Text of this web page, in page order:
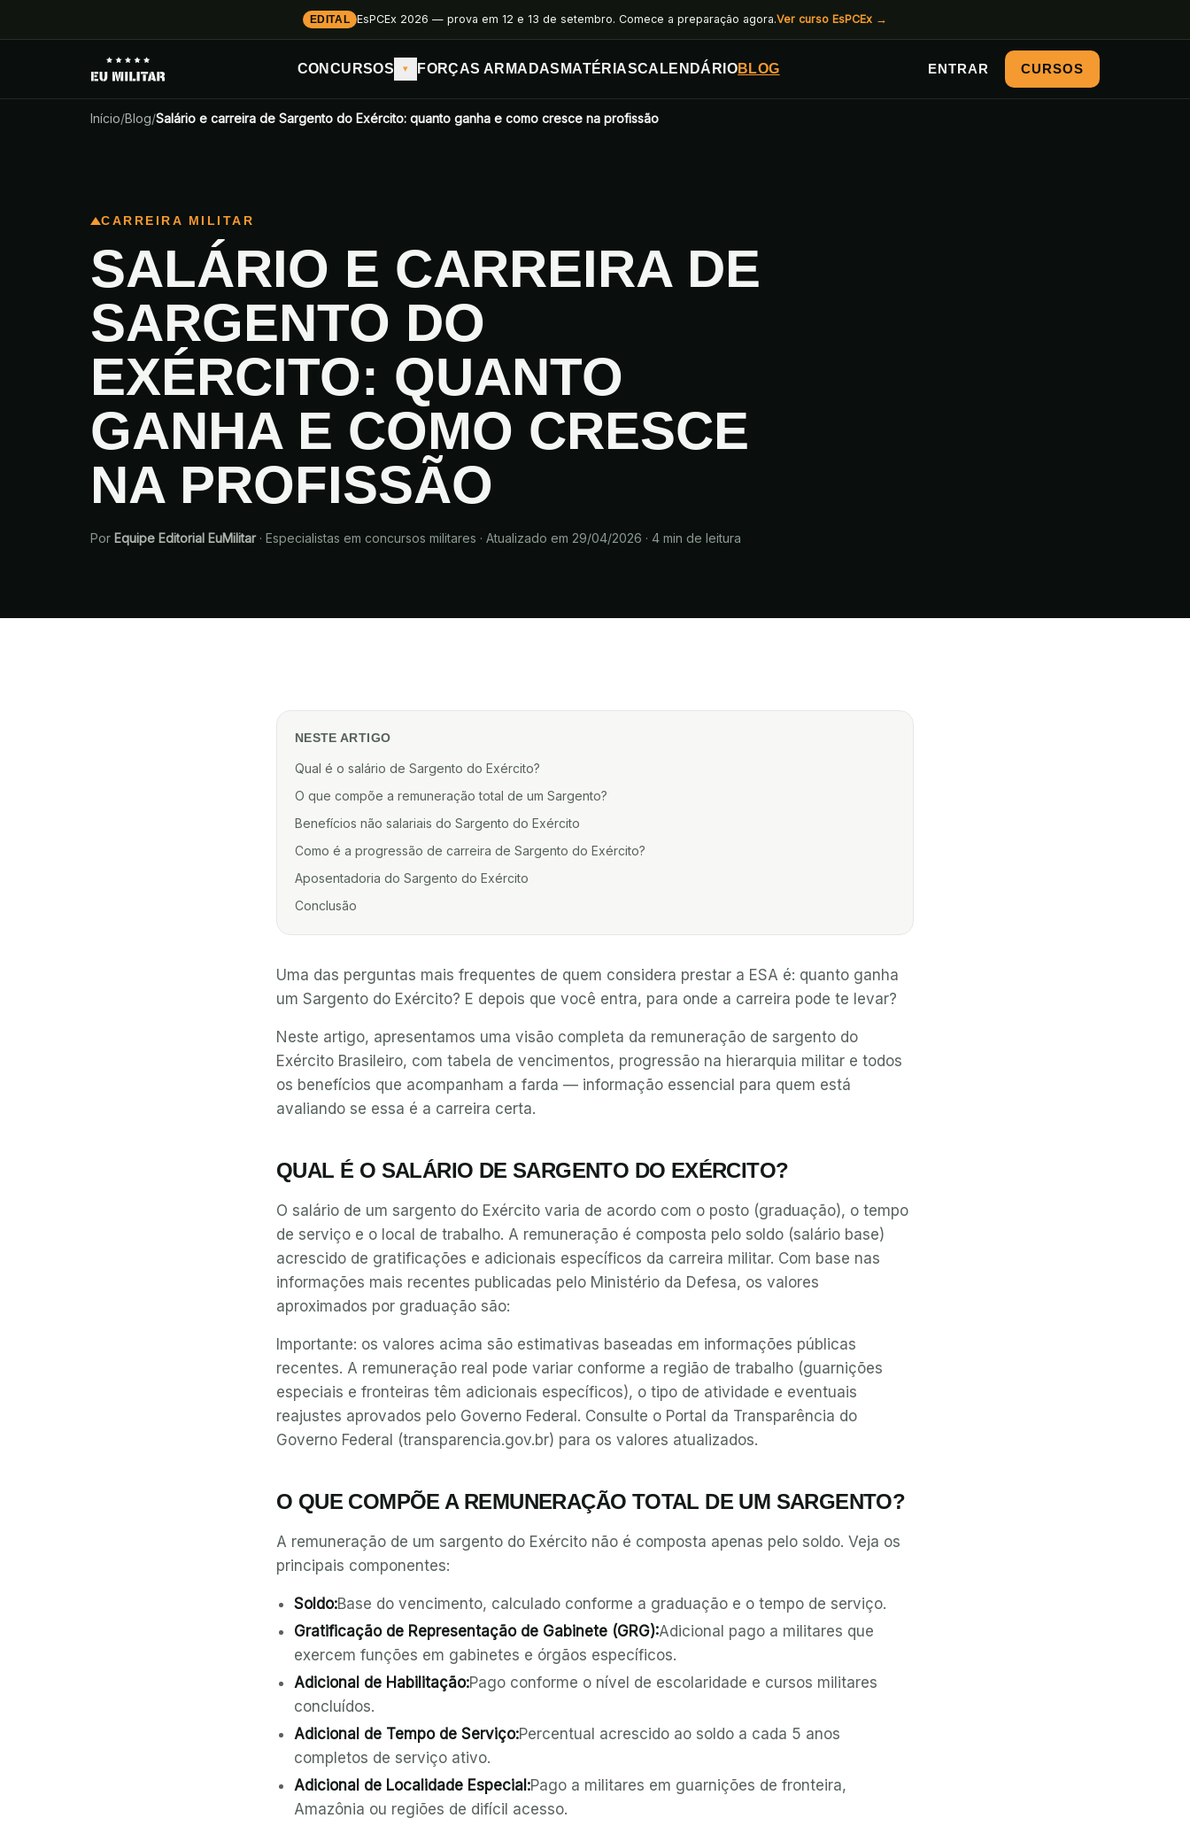
EDITAL EsPCEx 2026 — prova em 12 e 13 de setembro. Comece a preparação agora.Ver curso EsPCEx →
CONCURSOS ▾ FORÇAS ARMADAS MATÉRIASCALENDÁRIOBLOG ENTRAR CURSOS
Início/Blog/Salário e carreira de Sargento do Exército: quanto ganha e como cresce na profissão
CARREIRA MILITAR
SALÁRIO E CARREIRA DE
SARGENTO DO
EXÉRCITO: QUANTO
GANHA E COMO CRESCE
NA PROFISSÃO
Por Equipe Editorial EuMilitar· Especialistas em concursos militares · Atualizado em 29/04/2026 · 4 min de leitura
NESTE ARTIGO
Qual é o salário de Sargento do Exército?
O que compõe a remuneração total de um Sargento?
Benefícios não salariais do Sargento do Exército
Como é a progressão de carreira de Sargento do Exército?
Aposentadoria do Sargento do Exército
Conclusão
Uma das perguntas mais frequentes de quem considera prestar a ESA é: quanto ganha
um Sargento do Exército? E depois que você entra, para onde a carreira pode te levar?
Neste artigo, apresentamos uma visão completa da remuneração de sargento do
Exército Brasileiro, com tabela de vencimentos, progressão na hierarquia militar e todos
os benefícios que acompanham a farda — informação essencial para quem está
avaliando se essa é a carreira certa.
QUAL É O SALÁRIO DE SARGENTO DO EXÉRCITO?
O salário de um sargento do Exército varia de acordo com o posto (graduação), o tempo
de serviço e o local de trabalho. A remuneração é composta pelo soldo (salário base)
acrescido de gratificações e adicionais específicos da carreira militar. Com base nas
informações mais recentes publicadas pelo Ministério da Defesa, os valores
aproximados por graduação são:
Importante: os valores acima são estimativas baseadas em informações públicas
recentes. A remuneração real pode variar conforme a região de trabalho (guarnições
especiais e fronteiras têm adicionais específicos), o tipo de atividade e eventuais
reajustes aprovados pelo Governo Federal. Consulte o Portal da Transparência do
Governo Federal (transparencia.gov.br) para os valores atualizados.
O QUE COMPÕE A REMUNERAÇÃO TOTAL DE UM SARGENTO?
A remuneração de um sargento do Exército não é composta apenas pelo soldo. Veja os
principais componentes:
Soldo:Base do vencimento, calculado conforme a graduação e o tempo de serviço.
Gratificação de Representação de Gabinete (GRG):Adicional pago a militares que
exercem funções em gabinetes e órgãos específicos.
Adicional de Habilitação:Pago conforme o nível de escolaridade e cursos militares
concluídos.
Adicional de Tempo de Serviço:Percentual acrescido ao soldo a cada 5 anos
completos de serviço ativo.
Adicional de Localidade Especial:Pago a militares em guarnições de fronteira,
Amazônia ou regiões de difícil acesso.